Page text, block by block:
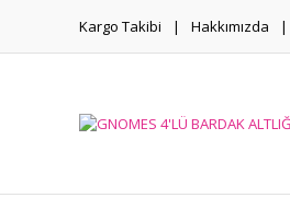
Kargo Takibi Hakkımızda